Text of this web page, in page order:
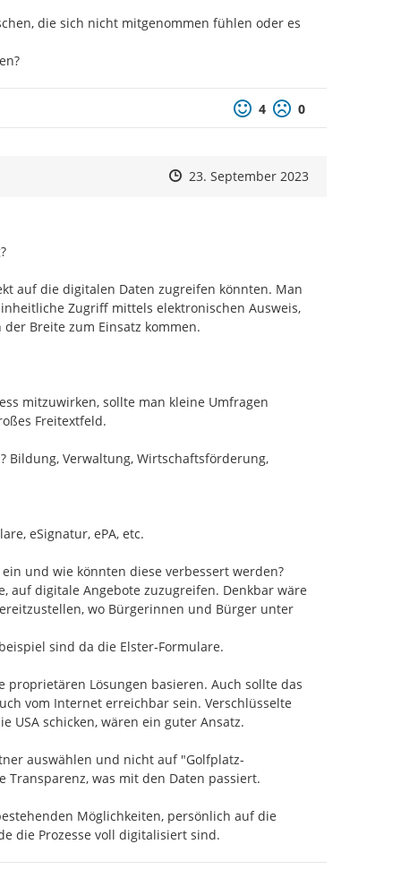
die sich nicht mitgenommen fühlen oder es
Positive Bewertung
4 Negative
0
Zeitpunkt des Erstellens
Zeitpunkt des Erstellens
23. September 2023Zur Äußerung
auf die digitalen Daten zugreifen könnten. Man
Zugriff mittels elektronischen Ausweis,
Breite zum Einsatz kommen.
mitzuwirken, sollte man kleine Umfragen
Freitextfeld.
Bildung, Verwaltung, Wirtschaftsförderung,
eSignatur, ePA, etc.
und wie könnten diese verbessert werden?
auf digitale Angebote zuzugreifen. Denkbar wäre
wo Bürgerinnen und Bürger unter
sind da die Elster-Formulare.
Lösungen basieren. Auch sollte das
vom Internet erreichbar sein. Verschlüsselte
USA schicken, wären ein guter Ansatz.
auswählen und nicht auf "Golfplatz-
Transparenz, was mit den Daten passiert.
Möglichkeiten, persönlich auf die
die Prozesse voll digitalisiert sind.